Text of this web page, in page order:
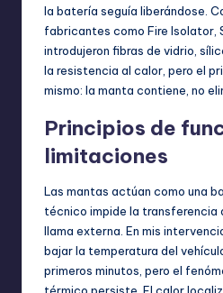
la batería seguía liberándose.
fabricantes como Fire Isolator,
introdujeron fibras de vidrio,
la resistencia al calor, pero el
mismo: la manta contiene, no
Principios de
limitaciones
Las mantas actúan como una
técnico impide la transferencia
llama externa. En mis
bajar la temperatura del
primeros minutos, pero el